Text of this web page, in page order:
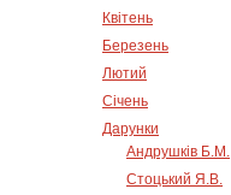
Квітень
Березень
Лютий
Січень
Дарунки
Андрушків Б.М.
Стоцький Я.В.